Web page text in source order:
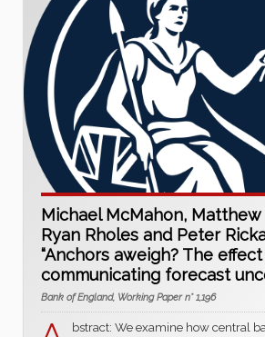
Michael McMahon, Matthew
Ryan Rholes and Peter
“Anchors aweigh? The
communicating forecast
Bank of England, Working Paper n° 1,196
bstract: We examine how central